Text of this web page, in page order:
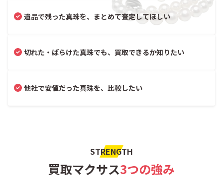
遺品で残った真珠を、まとめて査定してほしい
切れた・ばらけた真珠でも、買取できるか知りたい
他社で安値だった真珠を、比較したい
STRENGTH
買取マクサス3つの強み